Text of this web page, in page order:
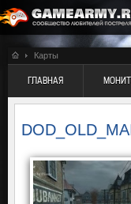
Карты
ГЛАВНАЯ